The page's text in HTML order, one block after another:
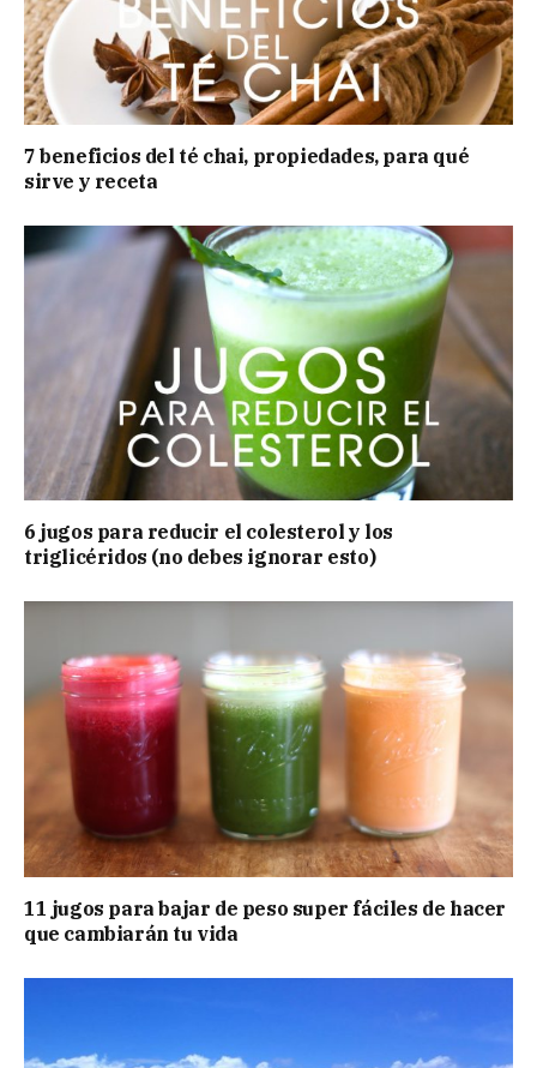
7 beneficios del té chai, propiedades, para qué
sirve y receta
6 jugos para reducir el colesterol y los
triglicéridos (no debes ignorar esto)
11 jugos para bajar de peso super fáciles de hacer
que cambiarán tu vida